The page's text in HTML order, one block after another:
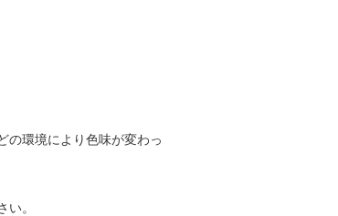
の環境により色味が変わっ
。